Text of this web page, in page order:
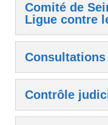
Comité de
Ligue contre
Contrôle